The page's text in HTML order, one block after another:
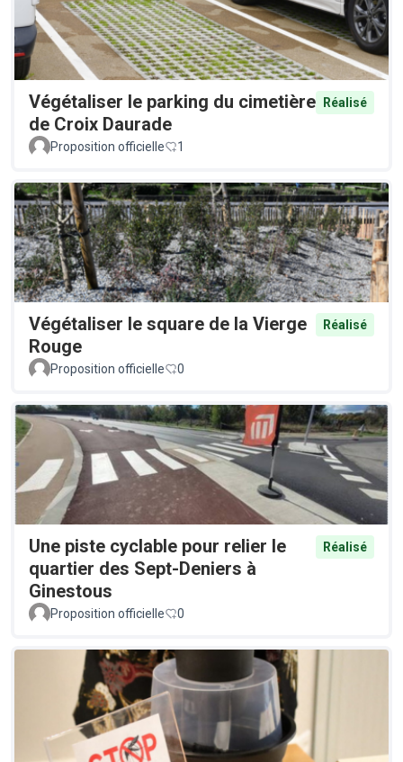
Végétaliser le parking du cimetière
de Croix Daurade
Réalisé
Proposition officielle 1
Végétaliser le square de la Vierge
Rouge
Réalisé
Proposition officielle 0
Une piste cyclable pour relier le
quartier des Sept-Deniers à
Ginestous
Réalisé
Proposition officielle 0